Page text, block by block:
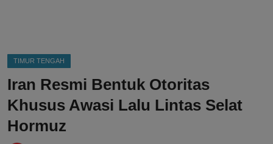
TIMUR TENGAH
Iran Resmi Bentuk Otoritas
Khusus Awasi Lalu Lintas Selat
Hormuz